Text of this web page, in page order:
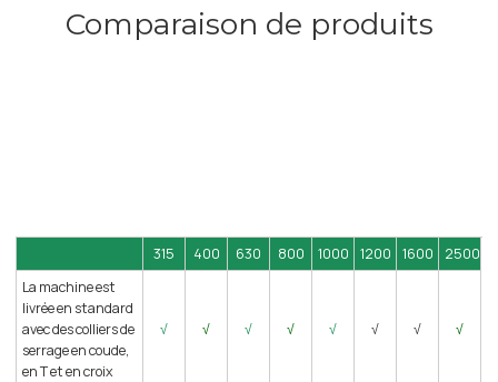
Comparaison de produits
315 400 630 800 1000 1200 1600
2500
La machine est
livrée en standard
avec des colliers de
serrage en coude,
en T et en croix
√ √ √ √ √ √ √ √